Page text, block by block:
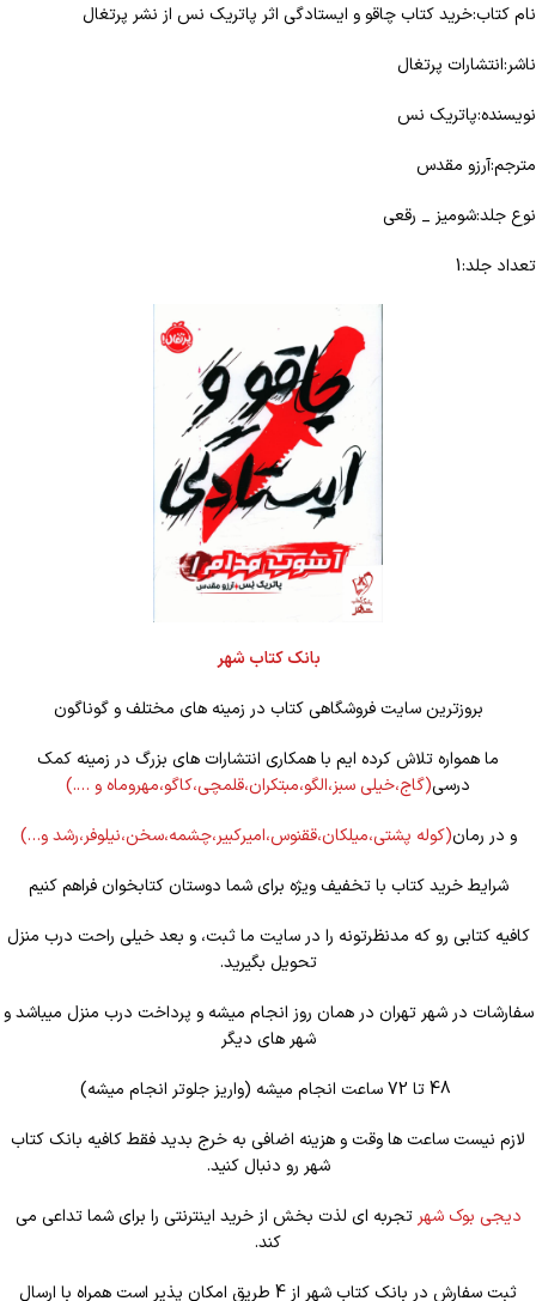
نام کتاب:خرید کتاب چاقو و ایستادگی اثر پاتریک نس از نشر پرتغال
ناشر:انتشارات پرتغال
نویسنده:پاتریک نس
مترجم:آرزو مقدس
نوع جلد:شومیز _ رقعی
تعداد جلد:1
بانک کتاب شهر
بروزترین سایت فروشگاهی کتاب در زمینه های مختلف و گوناگون
ما همواره تلاش کرده ایم با همکاری انتشارات های بزرگ در زمینه کمک
درسی(گاج،خیلی سبز،الگو،مبتکران،قلمچی،کاگو،مهروماه و ….)
و در رمان(کوله پشتی،میلکان،ققنوس،امیرکبیر،چشمه،سخن،نیلوفر،رشد و…)
شرایط خرید کتاب با تخفیف ویژه برای شما دوستان کتابخوان فراهم کنیم
کافیه کتابی رو که مدنظرتونه را در سایت ما ثبت، و بعد خیلی راحت درب منزل
تحویل بگیرید.
سفارشات در شهر تهران در همان روز انجام میشه و پرداخت درب منزل میباشد و
شهر های دیگر
لازم نیست ساعت ها وقت و هزینه اضافی به خرج بدید فقط کافیه بانک کتاب
شهر رو دنبال کنید.
دیجی بوک شهر تجربه ای لذت بخش از خرید اینترنتی را برای شما تداعی می
کند.
ثبت سفارش در بانک کتاب شهر از 4 طریق امکان پذیر است همراه با ارسال